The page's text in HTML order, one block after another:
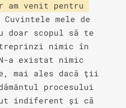
am venit pentru
Cuvintele mele de
doar scopul să te
nimic în
a existat nimic
mai ales dacă ții
procesului
indiferent și că